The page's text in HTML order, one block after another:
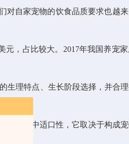
自家宠物的饮食品质要求也越
，占比较大。2017年我国养宠
理特点、生长阶段选择，并合
，其中适口性，它取决于构成